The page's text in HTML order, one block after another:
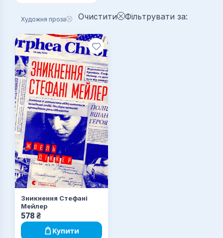
Художня проза Очистити Фільтрувати за:
Зникнення Стефані
Мейлер
578 ₴
Купити